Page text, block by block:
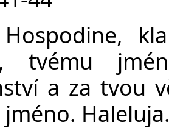
Hospodine,
tvému
a za tvou
jméno.